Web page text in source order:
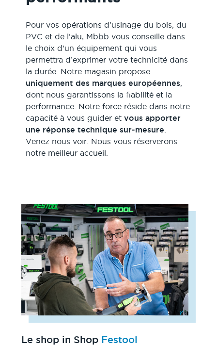
Pour vos opérations d’usinage du bois, du
PVC et de l’alu, Mbbb vous conseille dans
le choix d’un équipement qui vous
permettra d’exprimer votre technicité dans
la durée. Notre magasin propose
uniquement des marques européennes,
dont nous garantissons la fiabilité et la
performance. Notre force réside dans notre
capacité à vous guider et vous apporter
une réponse technique sur-mesure
Venez nous voir. Nous vous réserverons
notre meilleur accueil.
Le shop in Shop Festool